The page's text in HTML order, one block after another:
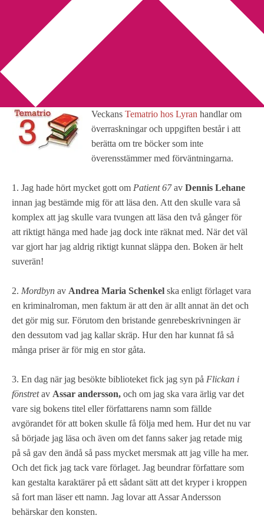
You are here: Andrea Maria Schenkel /
Överraskningar
Tematrio – Överraskningar
2013-02-12by
Veckans Tematrio hos Lyran handlar om
överraskningar och uppgiften består i att
berätta om tre böcker som inte
överensstämmer med förväntningarna.
1. Jag hade hört mycket gott om Patient 67av Dennis Lehane
innan jag bestämde mig för att läsa den. Att den skulle vara så
komplex att jag skulle vara tvungen att läsa den två gånger för
att riktigt hänga med hade jag dock inte räknat med. När det väl
var gjort har jag aldrig riktigt kunnat släppa den. Boken är helt
suverän!
2. Mordbyn av Andrea Maria Schenkel ska enligt förlaget vara
en kriminalroman, men faktum är att den är allt annat än det och
det gör mig sur. Förutom den bristande genrebeskrivningen är
den dessutom vad jag kallar skräp. Hur den har kunnat få så
många priser är för mig en stor gåta.
3. En dag när jag besökte biblioteket fick jag syn på Flickan i
fönstretav Assar andersson, och om jag ska vara ärlig var det
vare sig bokens titel eller författarens namn som fällde
avgörandet för att boken skulle få följa med hem. Hur det nu var
så började jag läsa och även om det fanns saker jag retade mig
på så gav den ändå så pass mycket mersmak att jag ville ha mer.
Och det fick jag tack vare förlaget. Jag beundrar författare som
kan gestalta karaktärer på ett sådant sätt att det kryper i kroppen
så fort man läser ett namn. Jag lovar att Assar Andersson
behärskar den konsten.